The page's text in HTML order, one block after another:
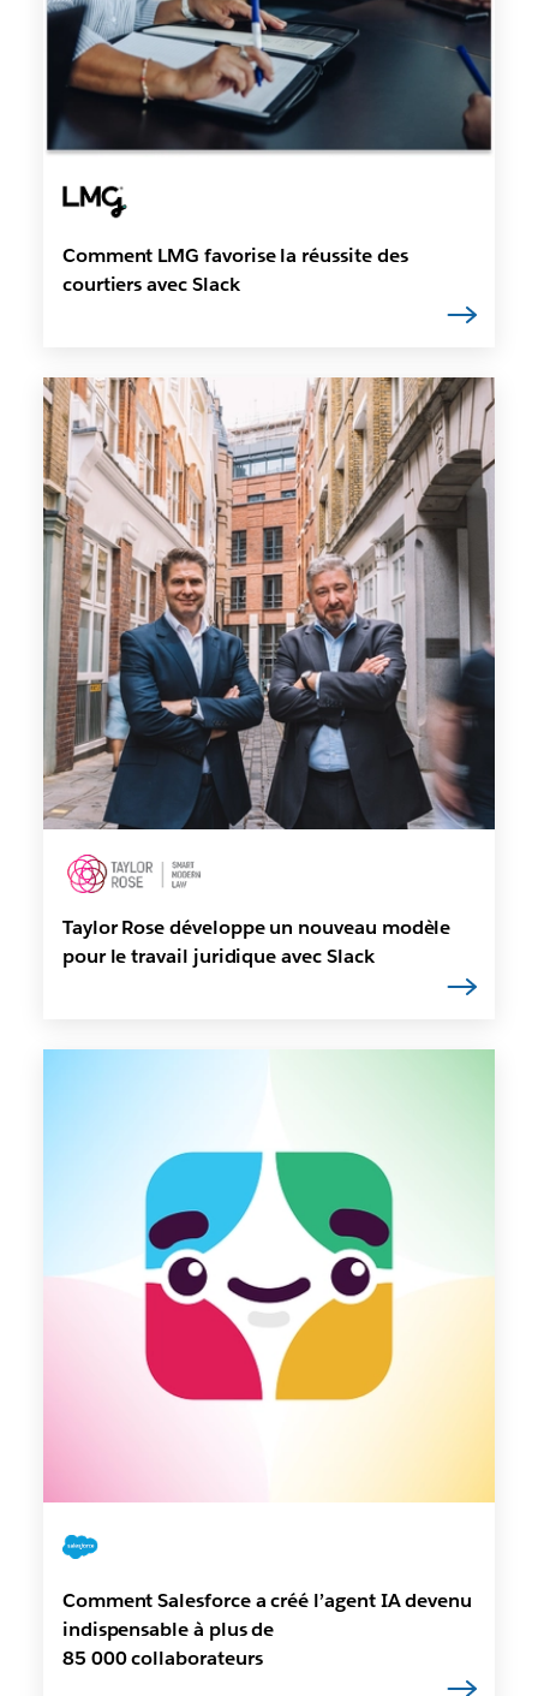
Comment LMG favorise la réussite des
courtiers avec Slack
Taylor Rose développe un nouveau modèle
pour le travail juridique avec Slack
Comment Salesforce a créé l’agent IA devenu
indispensable à plus de
85 000 collaborateurs